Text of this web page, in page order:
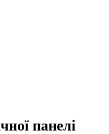
панелі